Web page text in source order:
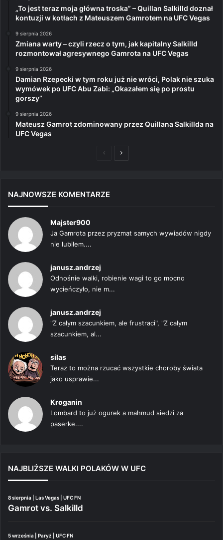
„To jest teraz moja główna troska” – Quillan Salkilld doznał
kontuzji w kotłach z Mateuszem Gamrotem na UFC Vegas
9 sierpnia 2026
Zmiana warty – czyli rzecz o tym, jak kapitalny Salkilld
rozmontował agresywnego Gamrota na UFC Vegas
9 sierpnia 2026
Damian Rzepecki w tym roku już nie wróci, Polak nie szuka
wymówek po UFC Abu Zabi: „Okazałem się po prostu
gorszy”
9 sierpnia 2026
Mateusz Gamrot zdominowany przez Quillana Salkillda na
UFC Vegas
PoprzedniaNastępna
NAJNOWSZE KOMENTARZE
Majster900
Ja Gamrota przez pryzmat samych wywiadów nigdy
nie lubiłem....
janusz.andrzej
Odnośnie walki, robienie wagi to go mocno
wycieńczyło, nie m...
janusz.andrzej
"Z całym szacunkiem, ale frustraci", "Z całym
szacunkiem, al...
silas
Teraz to można rzucać wszystkie choroby świata
jako usprawie...
Kroganin
Lombard to już ogurek a mahmud siedzi za
paserke....
NAJBLIŻSZE WALKI POLAKÓW W UFC
8 sierpnia | Las Vegas | UFC FN
Gamrot vs. Salkilld
5 września | Paryż | UFC FN